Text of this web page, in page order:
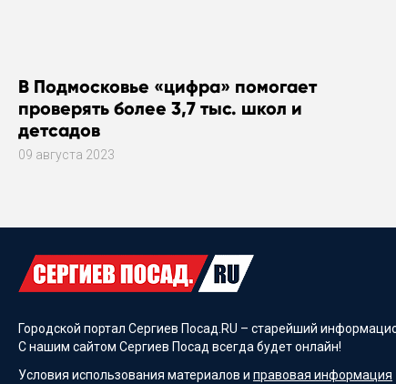
В Подмосковье «цифра» помогает
проверять более 3,7 тыс. школ и
детсадов
09 августа 2023
Городской портал Сергиев Посад.RU – старейший
С нашим сайтом Сергиев Посад всегда будет онлайн!
Условия использования материалов и правовая информация